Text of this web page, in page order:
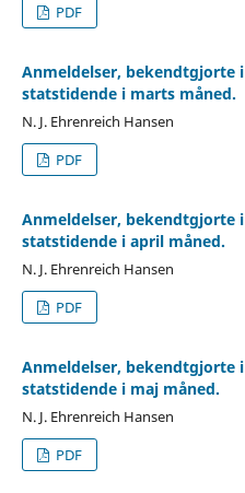
PDF
Anmeldelser, bekendtgjorte i
statstidende i marts måned.
N. J. Ehrenreich Hansen
PDF
Anmeldelser, bekendtgjorte i
statstidende i april måned.
N. J. Ehrenreich Hansen
PDF
Anmeldelser, bekendtgjorte i
statstidende i maj måned.
N. J. Ehrenreich Hansen
PDF